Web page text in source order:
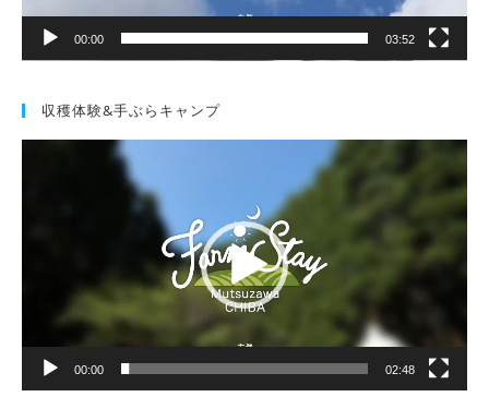
00:00 03:52
収穫体験&手ぶらキャンプ
00:00 02:48